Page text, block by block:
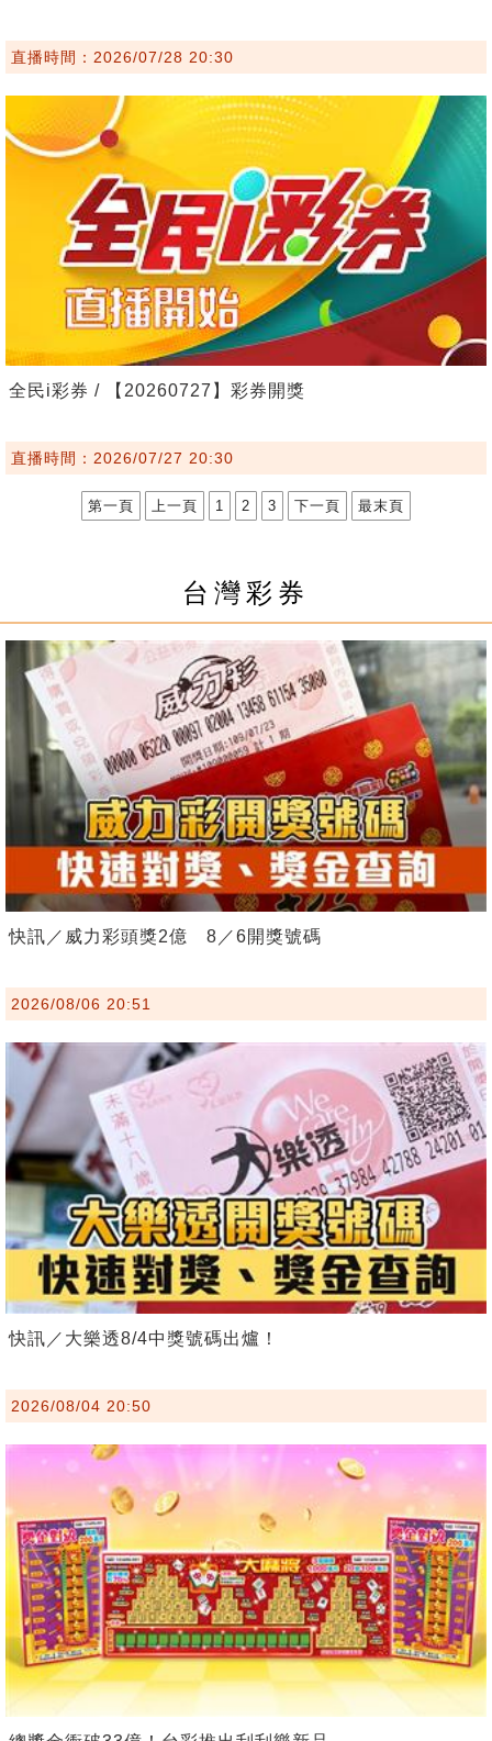
直播時間：2026/07/28 20:30
全民i彩券 / 【20260727】彩券開獎
直播時間：2026/07/27 20:30
第一頁 上一頁 1 2 3 下一頁 最末頁
台灣彩券
快訊／威力彩頭獎2億 8／6開獎號碼
2026/08/06 20:51
快訊／大樂透8/4中獎號碼出爐！
2026/08/04 20:50